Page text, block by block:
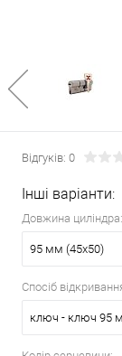
Відгуків: 0
Інші варіанти:
Довжина циліндра:
95 мм (45x50)
Спосіб
ключ - ключ 95